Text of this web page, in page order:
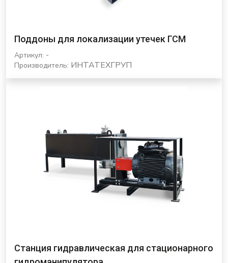
Поддоны для локализации утечек ГСМ
Артикул: -
Производитель: ИНТАТЕХГРУП
Станция гидравлическая для стационарного